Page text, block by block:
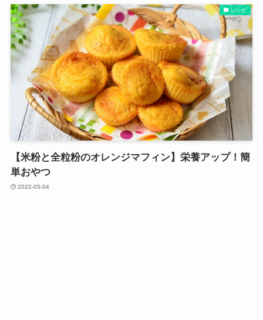
レシピ
【米粉と全粒粉のオレンジマフィン】栄養アップ！簡
単おやつ
2022-05-04